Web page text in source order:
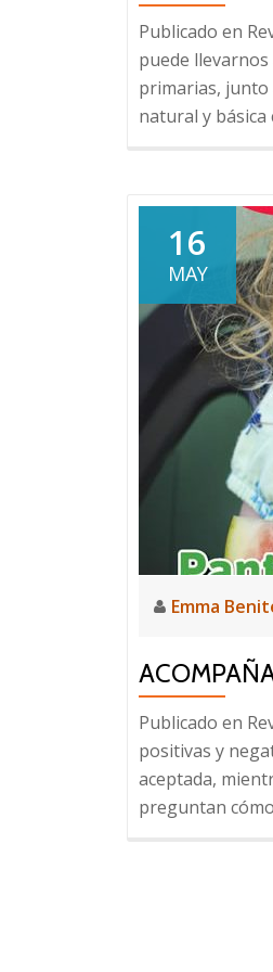
Publicado en
puede
primarias, junto
natural y básica
16
MAY
Emma
Publicado en
positivas y
aceptada,
preguntan